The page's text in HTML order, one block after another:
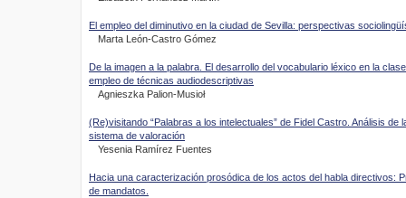
El empleo del diminutivo en la ciudad de Sevilla: perspectivas
Marta León-Castro Gómez
De la imagen a la palabra. El desarrollo del vocabulario léxico en la
empleo de técnicas audiodescriptivas
Agnieszka Palion-Musioł
(Re)visitando “Palabras a los intelectuales” de Fidel Castro. Análisis de
sistema de valoración
Yesenia Ramírez Fuentes
Hacia una caracterización prosódica de los actos del habla directivos:
de mandatos.